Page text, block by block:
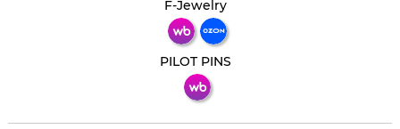
F-Jewelry
PILOT PINS